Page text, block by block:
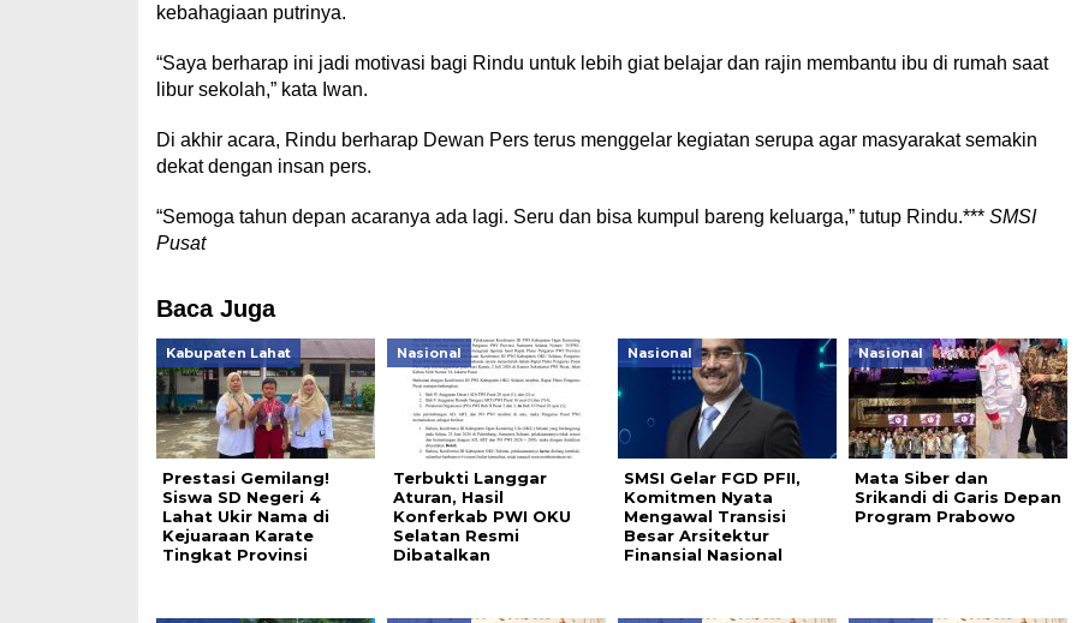
kebahagiaan putrinya.
“Saya berharap ini jadi motivasi bagi Rindu untuk lebih giat belajar dan rajin membantu ibu di rumah saat
libur sekolah,” kata Iwan.
Di akhir acara, Rindu berharap Dewan Pers terus menggelar kegiatan serupa agar masyarakat semakin
dekat dengan insan pers.
“Semoga tahun depan acaranya ada lagi. Seru dan bisa kumpul bareng keluarga,” tutup Rindu.*** SMSI
Pusat
Baca Juga
Kabupaten Lahat
Prestasi Gemilang!
Siswa SD Negeri 4
Lahat Ukir Nama di
Kejuaraan Karate
Tingkat Provinsi
Nasional
Terbukti Langgar
Aturan, Hasil
Konferkab PWI OKU
Selatan Resmi
Dibatalkan
Nasional
SMSI Gelar FGD PFII,
Komitmen Nyata
Mengawal Transisi
Besar Arsitektur
Finansial Nasional
Nasional
Mata Siber dan
Srikandi di Garis Depan
Program Prabowo